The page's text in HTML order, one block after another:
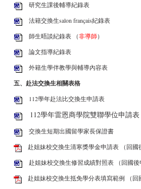
研究生課後輔導紀錄表
法籍交換生salon français紀錄表
師生晤談紀錄表
（非導師）
論文指導紀錄表
外籍生學伴教學與輔導內容表
五、赴法交換生相關表格
112學年赴法比交換生申請表
112學年雷恩商學院雙聯學位申請表
交換生短期出國留學家長保證書
赴姐妹校交換生清寒獎學金申請表
（回國
赴姐妹校交換生修習成績對照表
（回國後
赴姐妹校交換生抵免學分表填寫範例
（